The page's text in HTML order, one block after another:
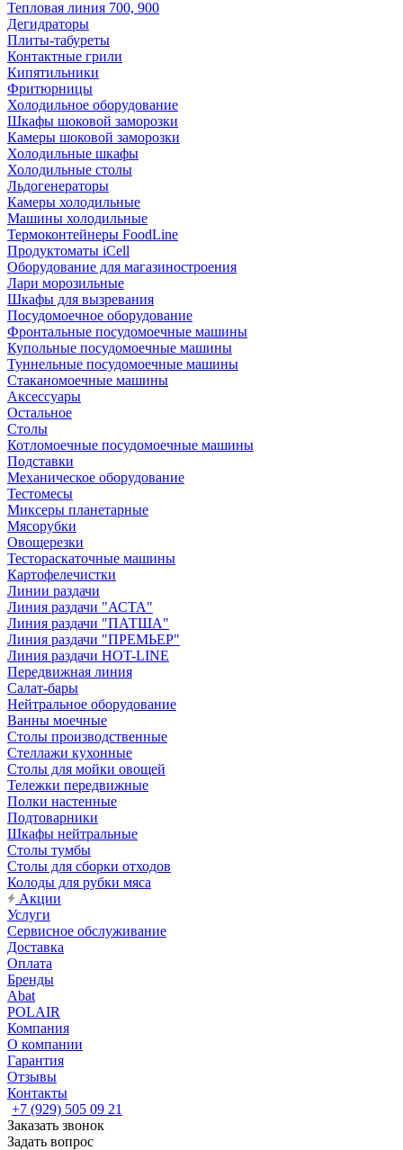
Тепловая линия 700, 900
Дегидраторы
Плиты-табуреты
Контактные грили
Кипятильники
Фритюрницы
Холодильное оборудование
Шкафы шоковой заморозки
Камеры шоковой заморозки
Холодильные шкафы
Холодильные столы
Льдогенераторы
Камеры холодильные
Машины холодильные
Термоконтейнеры FoodLine
Продуктоматы iCell
Оборудование для магазиностроения
Лари морозильные
Шкафы для вызревания
Посудомоечное оборудование
Фронтальные посудомоечные машины
Купольные посудомоечные машины
Туннельные посудомоечные машины
Стаканомоечные машины
Аксессуары
Остальное
Столы
Котломоечные посудомоечные машины
Подставки
Механическое оборудование
Тестомесы
Миксеры планетарные
Мясорубки
Овощерезки
Тестораскаточные машины
Картофелечистки
Линии раздачи
Линия раздачи "АСТА"
Линия раздачи "ПАТША"
Линия раздачи "ПРЕМЬЕР"
Линия раздачи HOT-LINE
Передвижная линия
Салат-бары
Нейтральное оборудование
Ванны моечные
Столы производственные
Стеллажи кухонные
Столы для мойки овощей
Тележки передвижные
Полки настенные
Подтоварники
Шкафы нейтральные
Столы тумбы
Столы для сборки отходов
Колоды для рубки мяса
Акции
Услуги
Сервисное обслуживание
Доставка
Оплата
Бренды
Abat
POLAIR
Компания
О компании
Гарантия
Отзывы
Контакты
+7 (929) 505 09 21
Заказать звонок
Задать вопрос